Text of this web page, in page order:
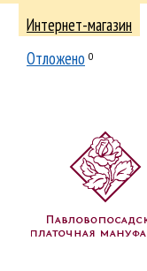
Интернет-магазин
Отложено 0